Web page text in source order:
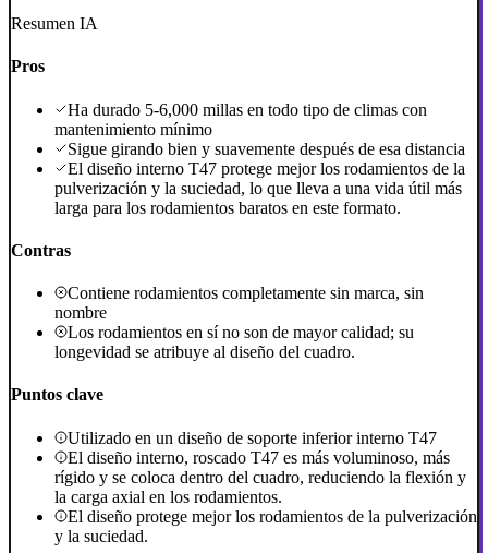
Resumen IA
Pros
Ha durado 5-6,000 millas en todo tipo de climas con
mantenimiento mínimo
Sigue girando bien y suavemente después de esa distancia
El diseño interno T47 protege mejor los rodamientos de la
pulverización y la suciedad, lo que lleva a una vida útil más
larga para los rodamientos baratos en este formato.
Contras
Contiene rodamientos completamente sin marca, sin
nombre
Los rodamientos en sí no son de mayor calidad; su
longevidad se atribuye al diseño del cuadro.
Puntos clave
Utilizado en un diseño de soporte inferior interno T47
El diseño interno, roscado T47 es más voluminoso, más
rígido y se coloca dentro del cuadro, reduciendo la flexión y
la carga axial en los rodamientos.
El diseño protege mejor los rodamientos de la pulverización
y la suciedad.